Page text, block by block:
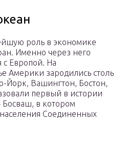
роль в экономике
Именно через него
с Европой. На
Америки зародились столь
Йорк, Вашингтон, Бостон,
первый в истории
Босваш, в котором
Соединенных